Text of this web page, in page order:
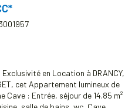
en Location à DRANCY,
cet Appartement lumineux de
Cave : Entrée, séjour de 14.85 m²